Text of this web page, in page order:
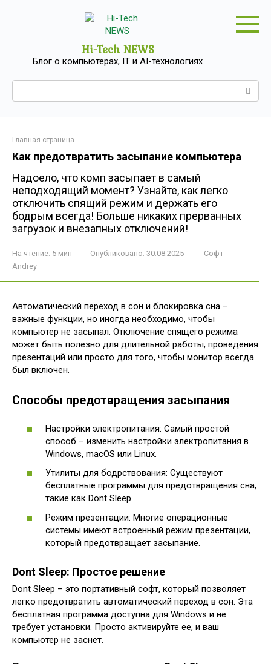
Hi-Tech NEWS
Блог о компьютерах, IT и AI-технологиях
Главная страница
Как предотвратить засыпание компьютера
Надоело, что комп засыпает в самый
неподходящий момент? Узнайте, как легко
отключить спящий режим и держать его
бодрым всегда! Больше никаких прерванных
загрузок и внезапных отключений!
На чтение: 5 мин Опубликовано: 30.08.2025
Софт
Andrey
Автоматический переход в сон и блокировка сна –
важные функции, но иногда необходимо, чтобы
компьютер не засыпал. Отключение спящего режима
может быть полезно для длительной работы, проведения
презентаций или просто для того, чтобы монитор всегда
был включен.
Способы предотвращения засыпания
Настройки электропитания: Самый простой
способ – изменить настройки электропитания в
Windows, macOS или Linux.
Утилиты для бодрствования: Существуют
бесплатные программы для предотвращения сна,
такие как Dont Sleep.
Режим презентации: Многие операционные
системы имеют встроенный режим презентации,
который предотвращает засыпание.
Dont Sleep: Простое решение
Dont Sleep – это портативный софт, который позволяет
легко предотвратить автоматический переход в сон. Эта
бесплатная программа доступна для Windows и не
требует установки. Просто активируйте ее, и ваш
компьютер не заснет.